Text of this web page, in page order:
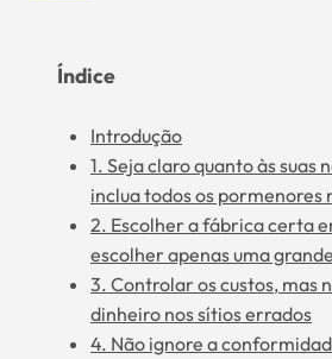
Índice
Introdução
1. Seja claro quanto às suas
inclua todos os pormenores
2. Escolher a fábrica certa
escolher apenas uma grande
3. Controlar os custos, mas
dinheiro nos sítios errados
4. Não ignore a